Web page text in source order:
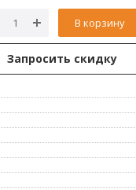
В корзину
Запросить скидку